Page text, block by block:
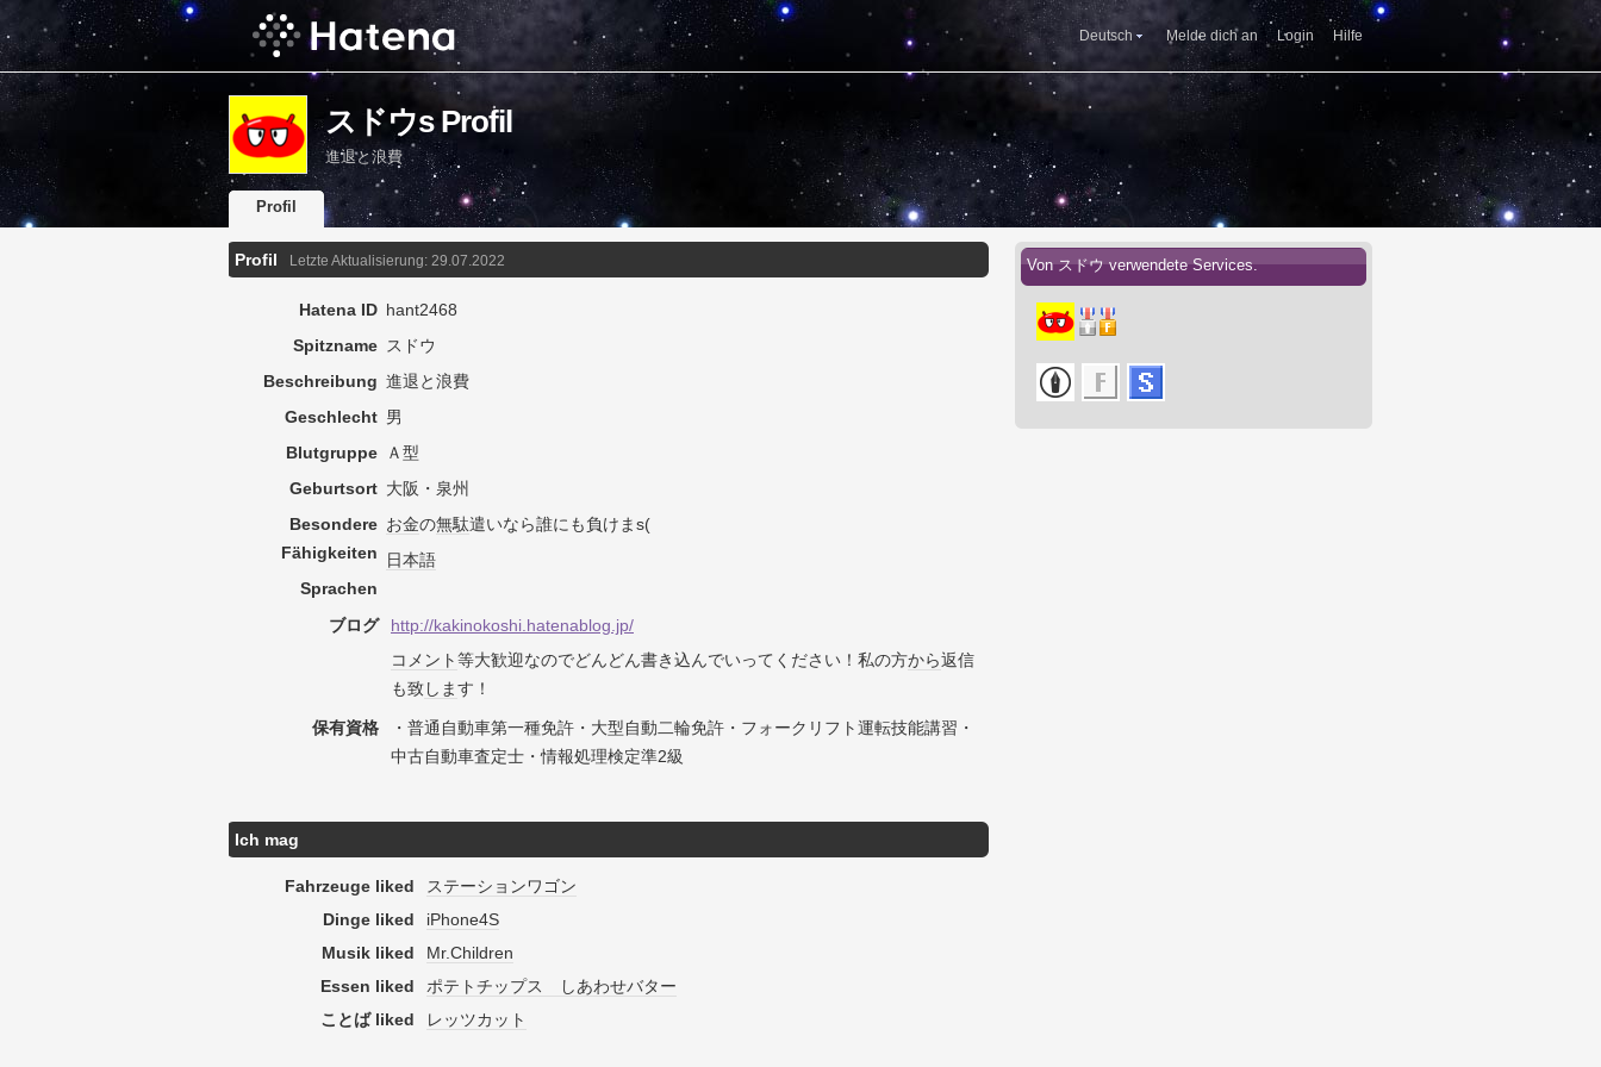
Deutsch Melde dich an Login Hilfe
スドウs Profil
進退と浪費
Profil
Profil Letzte Aktualisierung: 29.07.2022
Hatena ID hant2468
Spitzname スドウ
Beschreibung 進退と浪費
Geschlecht 男
Blutgruppe
Ａ型
Geburtsort 大阪・泉州
Besondere
Fähigkeiten
お金の無駄遣いなら誰にも負けまs(
Sprachen
日本語
ブログ
http://kakinokoshi.hatenablog.jp/
コメント等大歓迎なのでどんどん書き込んでいってください！私の方から返信
も致します！
保有資格
・普通自動車第一種免許・大型自動二輪免許・フォークリフト運転技能講習・
中古自動車査定士・情報処理検定準2級
Ich mag
Fahrzeuge liked
ステーションワゴン
Dinge liked
iPhone4S
Musik liked
Mr.Children
Essen liked
ポテトチップス しあわせバター
ことば liked
レッツカット
Von スドウ verwendete Services.